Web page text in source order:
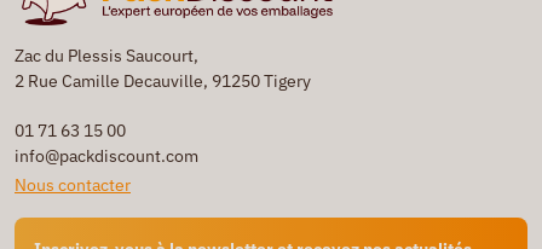
Zac du Plessis Saucourt,
2 Rue Camille Decauville, 91250 Tigery
01 71 63 15 00
info@packdiscount.com
Nous contacter